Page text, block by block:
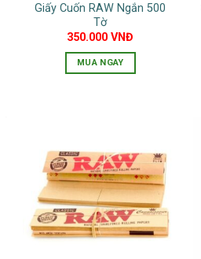
thể
được
trên
Giấy Cuốn RAW Ngắn 500
Tờ
350.000VNĐ
MUA NGAY